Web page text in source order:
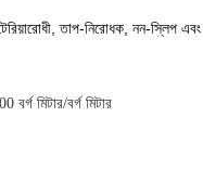
তাপ-নিরোধক, নন-স্লিপ এবং
বর্গ মিটার/বর্গ মিটার